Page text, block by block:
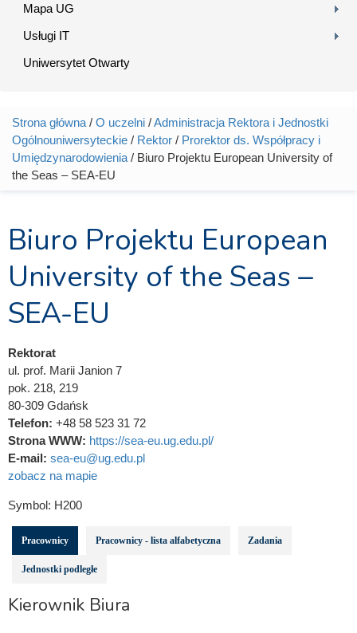
Mapa UG
Usługi IT
Uniwersytet Otwarty
Jesteś tutaj
Strona główna / O uczelni /Administracja Rektora i Jednostki
Ogólnouniwersyteckie / Rektor / Prorektor ds. Współpracy i
Umiędzynarodowienia / Biuro Projektu European University of
the Seas – SEA-EU
Biuro Projektu European
University of the Seas –
SEA-EU
Rektorat
ul. prof. Marii Janion 7
pok. 218, 219
80-309 Gdańsk
Telefon: +48 58 523 31 72
Strona WWW: https://sea-eu.ug.edu.pl/
E-mail: sea-eu@ug.edu.pl
zobacz na mapie
Symbol: H200
Pracownicy Pracownicy - lista alfabetyczna Zadania
Jednostki podległe
Kierownik Biura